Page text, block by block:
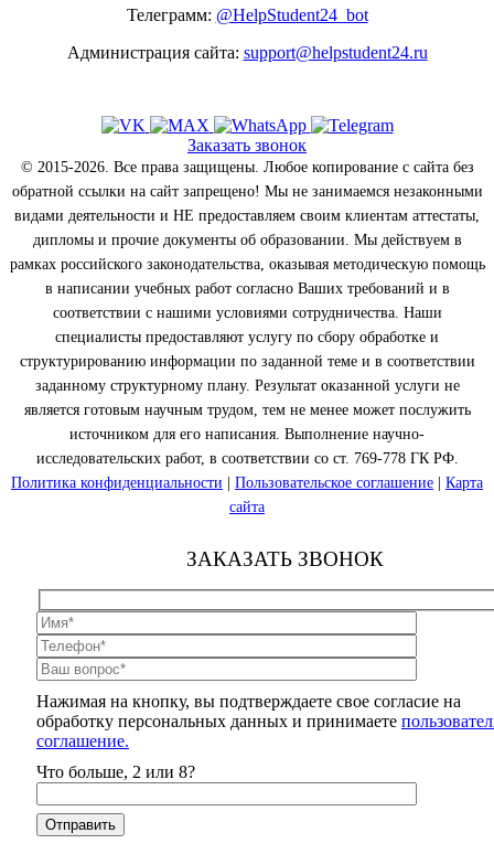
Телеграмм: @HelpStudent24_bot
Администрация сайта: support@helpstudent24.ru
Заказать звонок
© 2015-2026. Все права защищены. Любое копирование с сайта без
обратной ссылки на сайт запрещено! Мы не занимаемся незаконными
видами деятельности и НЕ предоставляем своим клиентам аттестаты,
дипломы и прочие документы об образовании. Мы действуем в
рамках российского законодательства, оказывая методическую помощь
в написании учебных работ согласно Ваших требований и в
соответствии с нашими условиями сотрудничества. Наши
специалисты предоставляют услугу по сбору обработке и
структурированию информации по заданной теме и в соответствии
заданному структурному плану. Результат оказанной услуги не
является готовым научным трудом, тем не менее может послужить
источником для его написания. Выполнение научно-
исследовательских работ, в соответствии со ст. 769-778 ГК РФ.
Политика конфиденциальности
Пользовательское соглашение
Карта
сайта
ЗАКАЗАТЬ ЗВОНОК
Нажимая на кнопку, вы подтверждаете свое согласие на
обработку персональных данных и принимаете
соглашение.
Что больше, 2 или 8?